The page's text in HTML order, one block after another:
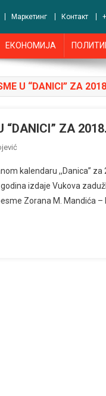
Маркетинг Контакт
ЕКОНОМИЈА
U “DANICI” ZA
“DANICI” ZA
kalendaru ,,Danica”
izdaje Vukova
Zorana M. Mandića –